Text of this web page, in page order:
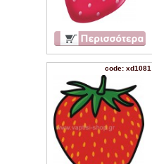
code: xd1081